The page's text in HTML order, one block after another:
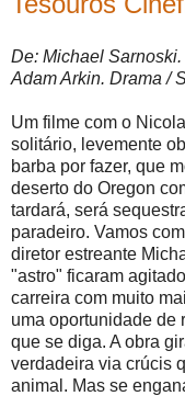
De: Michael
Adam Arkin. Drama /
Um filme com o
solitário, levemente
barba por fazer, que
deserto do Oregon
tardará, será
paradeiro. Vamos
diretor estreante
"astro" ficaram
carreira com muito
uma oportunidade de
que se diga. A obra
verdadeira via crúcis
animal. Mas se